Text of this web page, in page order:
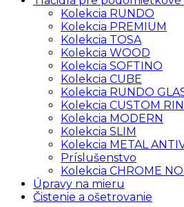
Kolekcia RUNDO
Kolekcia PREMIUM
Kolekcia TOSA
Kolekcia WOOD
Kolekcia SOFTINO
Kolekcia CUBE
Kolekcia RUNDO
Kolekcia CUSTOM
Kolekcia MODERN
Kolekcia SLIM
Kolekcia METAL
Príslušenstvo
Kolekcia CHROME
Úpravy na mieru
Čistenie a ošetrovanie